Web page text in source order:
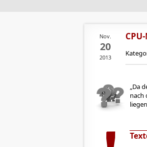
Nov.
20
2013
Da
nach